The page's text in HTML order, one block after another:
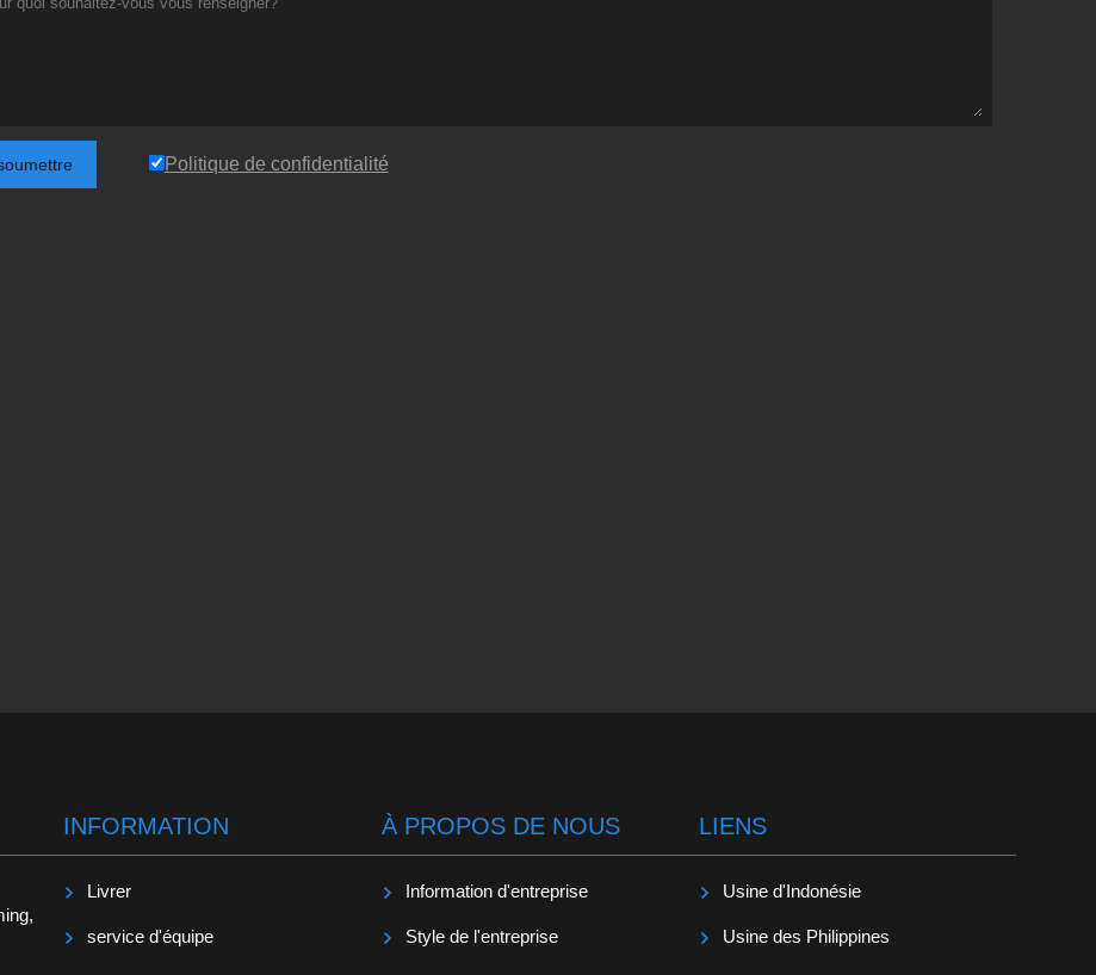
Politique de confidentialité
INFORMATION
Livrer
service d'équipe
À PROPOS DE NOUS
Information d'entreprise
Style de l'entreprise
LIENS
Usine d'Indonésie
Usine des Philippines